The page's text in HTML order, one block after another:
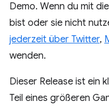
Demo. Wenn du mit
bist oder sie nicht
jederzeit über Twitter,
wenden.
Dieser Release ist ein
Teil eines größeren